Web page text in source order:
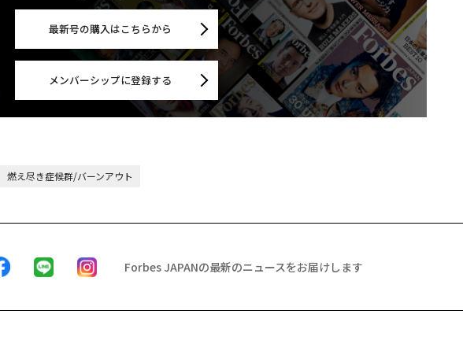
最新号の購入はこちらから
メンバーシップに登録する
燃え尽き症候群/バーンアウト
Forbes JAPANの最新のニュースをお届けします